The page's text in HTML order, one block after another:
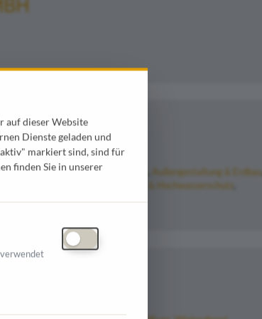
& -sicherheit Beschilderung
Außengestaltung & Erdbau
Katastrophen- & Hochwasserschutz
auf dieser Website
Dienste geladen und
markiert sind, sind für
finden Sie in unserer